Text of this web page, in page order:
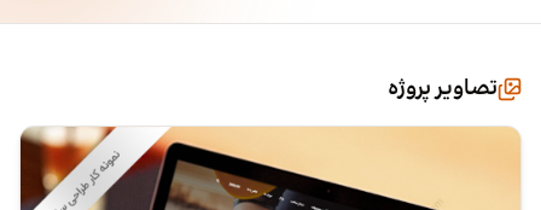
تصاویر پروژه